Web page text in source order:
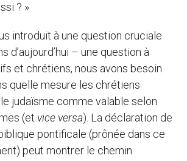
? »
introduit à une question cruciale
d’aujourd’hui – une question à
et chrétiens, nous avons besoin
quelle mesure les chrétiens
judaïsme comme valable selon
(et vice versa). La déclaration de
pontificale (prônée dans ce
peut montrer le chemin